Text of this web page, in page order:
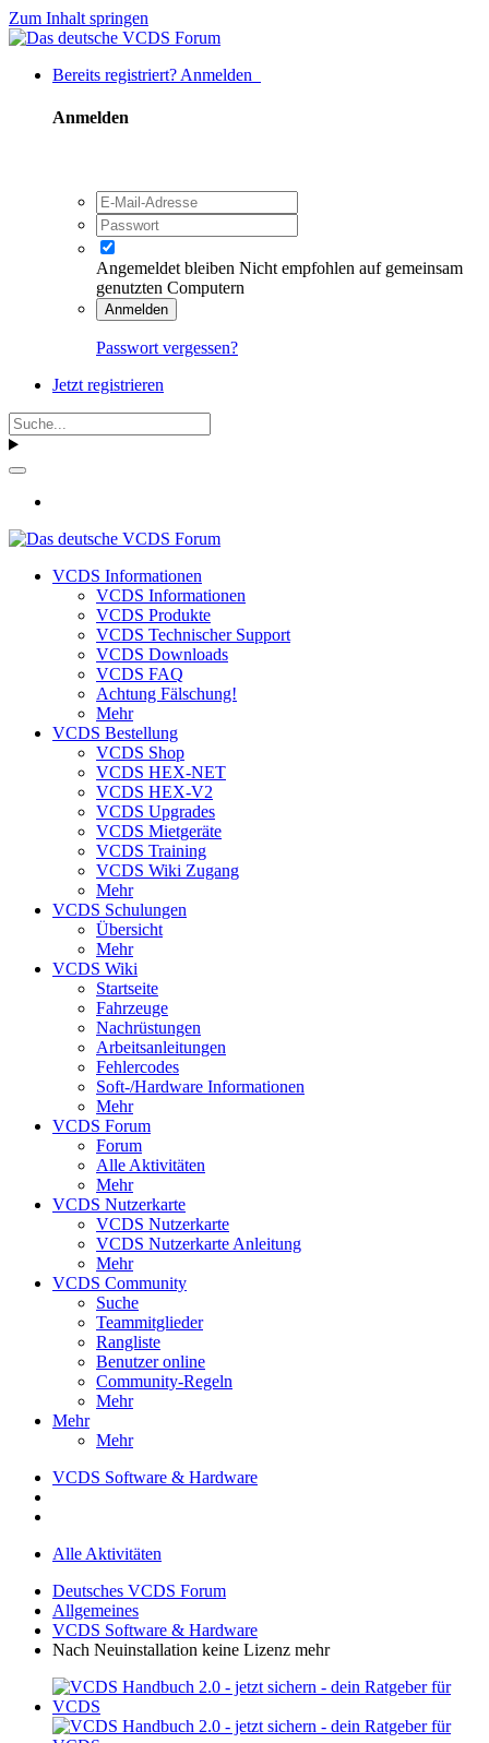
Zum Inhalt springen
Bereits registriert? Anmelden
Anmelden
Angemeldet bleiben Nicht empfohlen auf gemeinsam
genutzten Computern
Anmelden
Passwort vergessen?
Jetzt registrieren
VCDS Informationen
VCDS Informationen
VCDS Produkte
VCDS Technischer Support
VCDS Downloads
VCDS FAQ
Achtung Fälschung!
Mehr
VCDS Bestellung
VCDS Shop
VCDS HEX-NET
VCDS HEX-V2
VCDS Upgrades
VCDS Mietgeräte
VCDS Training
VCDS Wiki Zugang
Mehr
VCDS Schulungen
Übersicht
Mehr
VCDS Wiki
Startseite
Fahrzeuge
Nachrüstungen
Arbeitsanleitungen
Fehlercodes
Soft-/Hardware Informationen
Mehr
VCDS Forum
Forum
Alle Aktivitäten
Mehr
VCDS Nutzerkarte
VCDS Nutzerkarte
VCDS Nutzerkarte Anleitung
Mehr
VCDS Community
Suche
Teammitglieder
Rangliste
Benutzer online
Community-Regeln
Mehr
Mehr
Mehr
VCDS Software & Hardware
Alle Aktivitäten
Deutsches VCDS Forum
Allgemeines
VCDS Software & Hardware
Nach Neuinstallation keine Lizenz mehr